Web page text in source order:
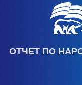
ОТЧЕТ ПО